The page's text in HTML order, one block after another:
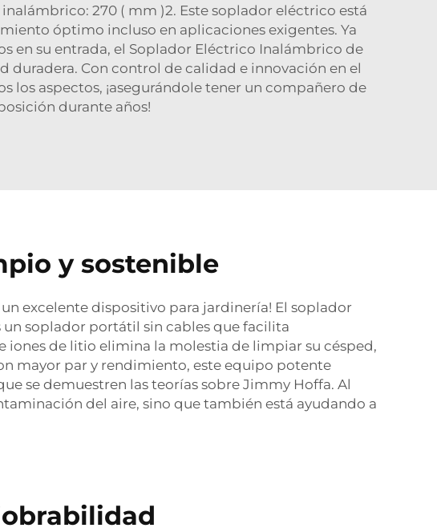
inalámbrico: 270 ( mm )2. Este soplador eléctrico está
óptimo incluso en aplicaciones exigentes. Ya
en su entrada, el Soplador Eléctrico Inalámbrico de
Con control de calidad e innovación en el
los aspectos, ¡asegurándole tener un compañero de
durante años!
y sostenible
excelente dispositivo para jardinería! El soplador
soplador portátil sin cables que facilita
de litio elimina la molestia de limpiar su césped,
mayor par y rendimiento, este equipo potente
se demuestren las teorías sobre Jimmy Hoffa. Al
del aire, sino que también está ayudando a